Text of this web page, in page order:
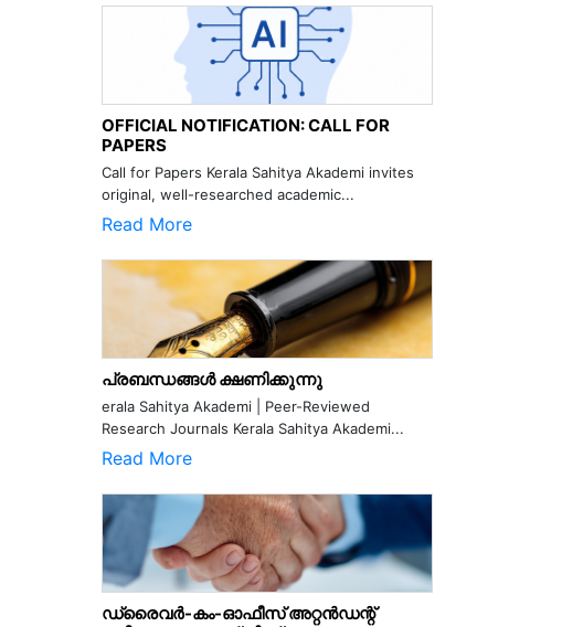
OFFICIAL NOTIFICATION: CALL FOR
PAPERS
Call for Papers Kerala Sahitya Akademi invites
original, well-researched academic...
Read More
പ്രബന്ധങ്ങൾ ക്ഷണിക്കുന്നു
erala Sahitya Akademi | Peer-Reviewed
Research Journals Kerala Sahitya Akademi...
Read More
ഡ്രൈവർ-കം-ഓഫീസ് അറ്റൻഡന്റ്